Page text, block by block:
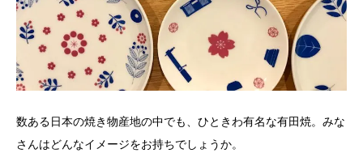
数ある日本の焼き物産地の中でも、ひときわ有名な有田焼。みな
さんはどんなイメージをお持ちでしょうか。